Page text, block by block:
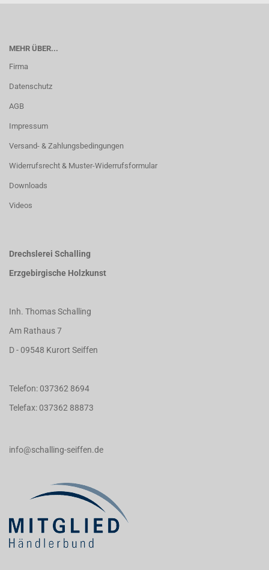
MEHR ÜBER...
Firma
Datenschutz
AGB
Impressum
Versand- & Zahlungsbedingungen
Widerrufsrecht & Muster-Widerrufsformular
Downloads
Videos
Drechslerei Schalling
Erzgebirgische Holzkunst
Inh. Thomas Schalling
Am Rathaus 7
D - 09548 Kurort Seiffen
Telefon: 037362 8694
Telefax: 037362 88873
info@schalling-seiffen.de